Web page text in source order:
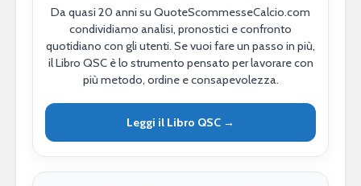
Da quasi 20 anni su QuoteScommesseCalcio.com
condividiamo analisi, pronostici e confronto
quotidiano con gli utenti. Se vuoi fare un passo in più,
il Libro QSC è lo strumento pensato per lavorare con
più metodo, ordine e consapevolezza.
Leggi il Libro QSC →